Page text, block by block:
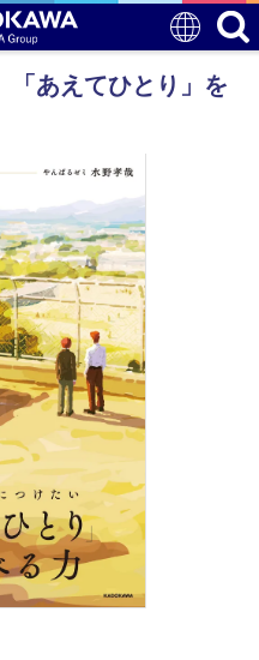
あえてひとり」を